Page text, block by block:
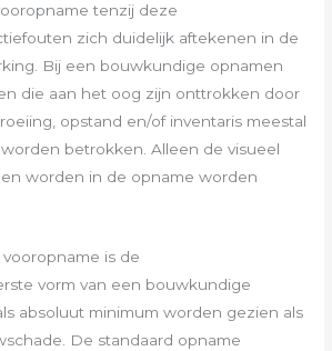
tenzij deze
zich duidelijk aftekenen in de
Bij een bouwkundige opnamen
die aan het oog zijn onttrokken door
opstand en/of inventaris meestal
betrokken. Alleen de visueel
worden in de opname worden
is de
vorm van een bouwkundige
absoluut minimum worden gezien als
De standaard opname